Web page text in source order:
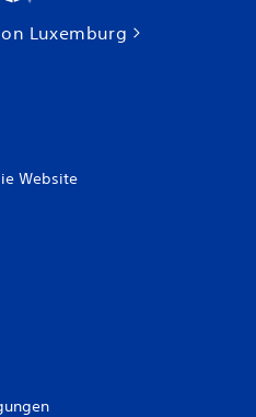
Luxemburg
Website